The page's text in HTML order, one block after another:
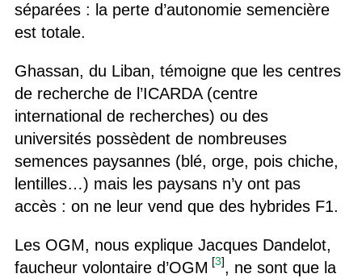
séparées : la perte d’autonomie semencière
est totale.
Ghassan, du Liban, témoigne que les centres
de recherche de l’ICARDA (centre
international de recherches) ou des
universités possèdent de nombreuses
semences paysannes (blé, orge, pois chiche,
lentilles…) mais les paysans n’y ont pas
accès : on ne leur vend que des hybrides F1.
Les OGM, nous explique Jacques Dandelot,
faucheur volontaire d’OGM [3], ne sont que la